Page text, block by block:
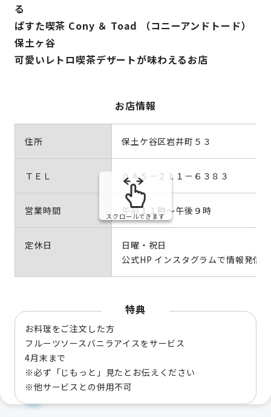
る
ぱすた喫茶 Cony ＆ Toad （コニーアンドトード）
保土ヶ谷
可愛いレトロ喫茶デザートが味わえるお店
お店情報
住所 保土ケ谷区岩井町５３
ＴＥＬ ０４５－２１１－６３８３
営業時間 午前１１時～午後９時
定休日
日曜・祝日
公式HP インスタグラムで情報発信！
スクロールできます
特典
お料理をご注文した方
フルーツソースバニラアイスをサービス
4月末まで
※必ず「じもっと」見たとお伝えください
※他サービスとの併用不可